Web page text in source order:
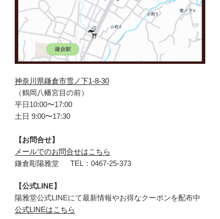
神奈川県鎌倉市雪ノ下1-8-30
（鶴岡八幡宮目の前）
平日10:00〜17:00
土日 9:00〜17:30
【お問合せ】
メールでのお問合せはこちら
鎌倉彫陽雅堂 TEL：0467‐25‐373
【公式LINE】
陽雅堂公式LINEにて最新情報やお得なクーポンを配布中
公式LINEはこちら